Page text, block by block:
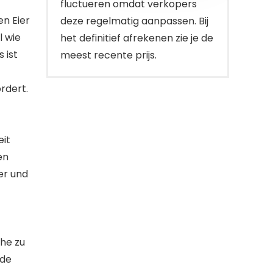
Eier
wie
ist
und
zu
fluctueren omdat verkopers
deze regelmatig aanpassen. Bij
het definitief afrekenen zie je de
meest recente prijs.